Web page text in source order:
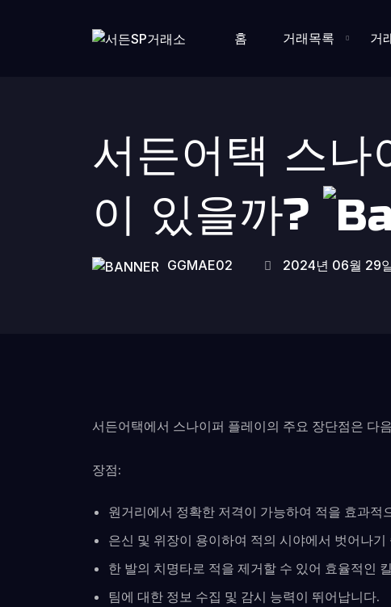
홈 거래목록 거
서든어택 스나
이 있을까?
GGMAE02 2024년 06월 29
서든어택에서 스나이퍼 플레이의 주요 장단점은 다
장점:
원거리에서 정확한 저격이 가능하여 적을 효과적
은신 및 위장이 용이하여 적의 시야에서 벗어나기
한 발의 치명타로 적을 제거할 수 있어 효율적인
팀에 대한 정보 수집 및 감시 능력이 뛰어납니다.